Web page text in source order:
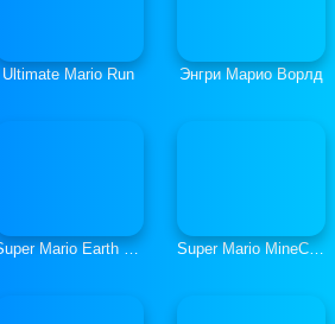
Ultimate Mario Run Энгри Марио Ворлд
Super Mario Earth Survival Super Mario MineCraft Runner